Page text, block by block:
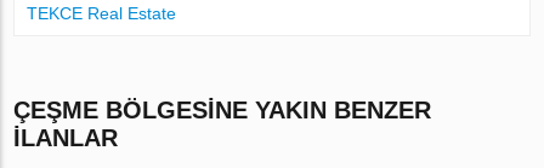
TEKCE Real Estate
ÇEŞME BÖLGESINE YAKIN BENZER
ILANLAR